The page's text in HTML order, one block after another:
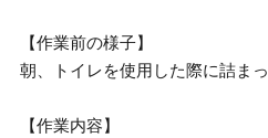
【作業前の様子】
朝、トイレを使用した際に詰ま
【作業内容】